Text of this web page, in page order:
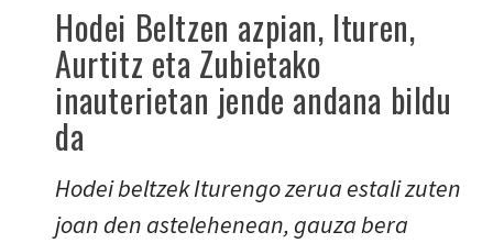
Hodei Beltzen azpian, Ituren,
Aurtitz eta Zubietako
inauterietan jende andana bildu
da
Hodei beltzek Iturengo zerua estali zuten
joan den astelehenean, gauza bera